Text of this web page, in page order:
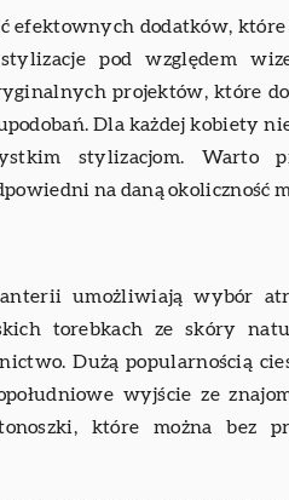
efektownych dodatków,
pod względem
projektów, które
Dla każdej kobiety
stylizacjom. Warto
na daną okoliczność
umożliwiają wybór
torebkach ze skóry
Dużą popularnością
wyjście ze
które można bez